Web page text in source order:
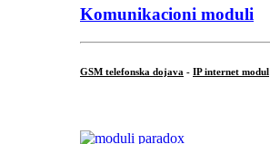
Komunikacioni moduli
GSM telefonska dojava - IP internet modul